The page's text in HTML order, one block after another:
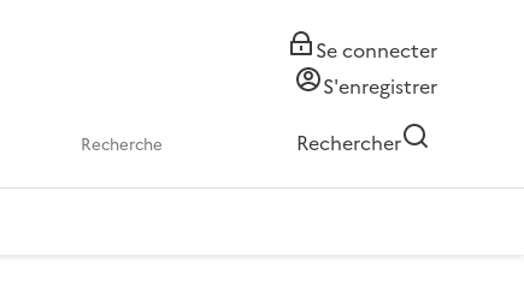
Se connecter
S'enregistrer
Rechercher